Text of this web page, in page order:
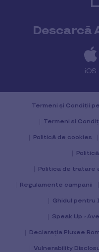
Descarcă
iOS
Termeni și Condiții
Termeni și
Politică de cookies
Politica de tratare
Regulamente campanii
Ghidul
Speak Up -
Declarația Pluxee
Vulnerability